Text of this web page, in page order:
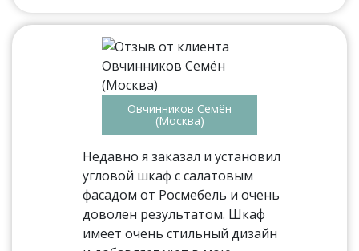
Овчинников Семён
(Москва)
Недавно я заказал и установил
угловой шкаф с салатовым
фасадом от Росмебель и очень
доволен результатом. Шкаф
имеет очень стильный дизайн